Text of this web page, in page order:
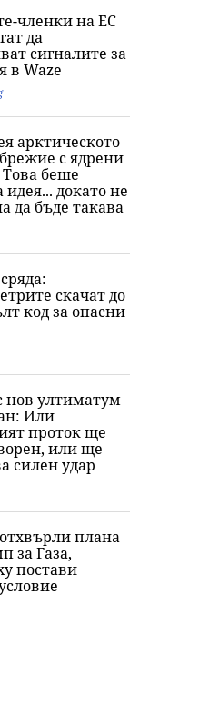
код за 8
жега до 37
но и
в петък
души за
София,
членки на ЕС
да
сигналите за
в Waze
арктическото
с ядрени
беше
идея... докато не
да бъде такава
скачат до
код за опасни
нов ултиматум
Или
проток ще
или ще
силен удар
плана
за Газа,
постави